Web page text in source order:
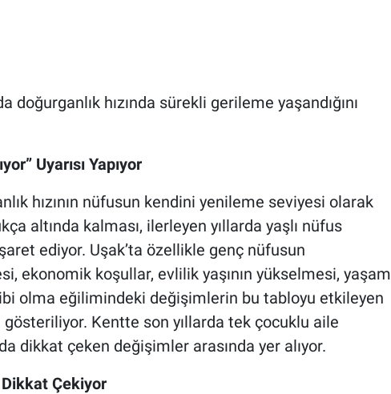
doğurganlık hızında sürekli gerileme yaşandığını
Uyarısı Yapıyor
hızının nüfusun kendini yenileme seviyesi olarak
altında kalması, ilerleyen yıllarda yaşlı nüfus
ediyor. Uşak’ta özellikle genç nüfusun
ekonomik koşullar, evlilik yaşının yükselmesi, yaşam
olma eğilimindeki değişimlerin bu tabloyu etkileyen
Kentte son yıllarda tek çocuklu aile
da dikkat çeken değişimler arasında yer alıyor.
Çekiyor